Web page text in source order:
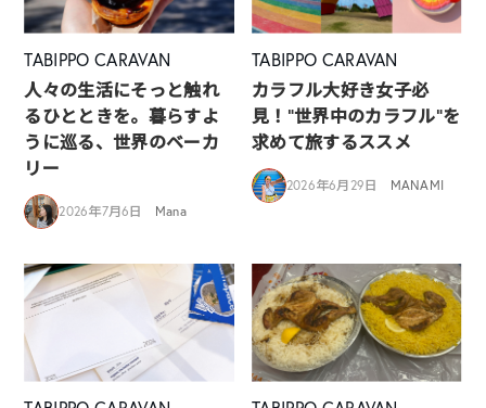
TABIPPO CARAVAN
人々の生活にそっと触れ
るひとときを。暮らすよ
うに巡る、世界のベーカ
リー
2026年7月6日 Mana
TABIPPO CARAVAN
カラフル大好き女子必
見！”世界中のカラフル”を
求めて旅するススメ
2026年6月29日 MANAMI